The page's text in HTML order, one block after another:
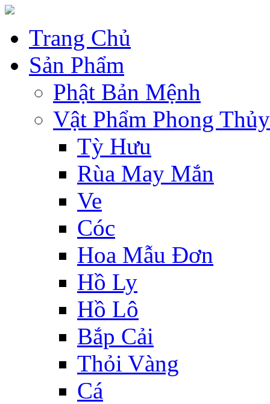
Trang Chủ
Sản Phẩm
Phật Bản Mệnh
Vật Phẩm Phong Thủy
Tỳ Hưu
Rùa May Mắn
Ve
Cóc
Hoa Mẫu Đơn
Hồ Ly
Hồ Lô
Bắp Cải
Thỏi Vàng
Cá